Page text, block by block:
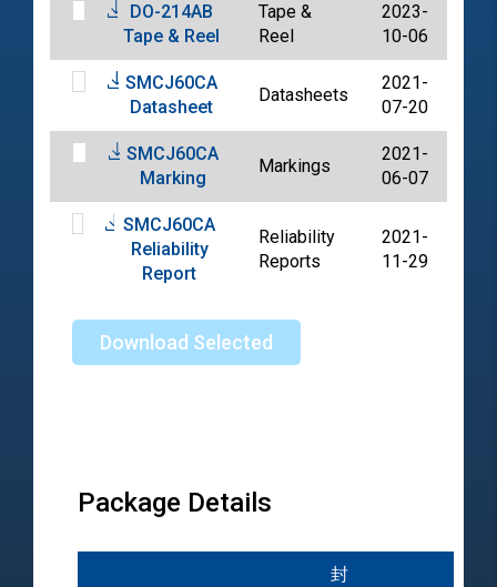
DO-214AB
Tape & Reel
Tape &
Reel
2023-
10-06
SMCJ60CA
Datasheet
Datasheets
2021-
07-20
SMCJ60CA
Marking
Markings
2021-
06-07
SMCJ60CA
Reliability
Report
Reliability
Reports
2021-
11-29
Download Selected
Package Details
封